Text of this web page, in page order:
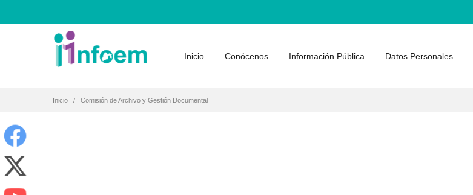
Inicio Conócenos Información Pública Datos Personales
Inicio Comisión de Archivo y Gestión Documental